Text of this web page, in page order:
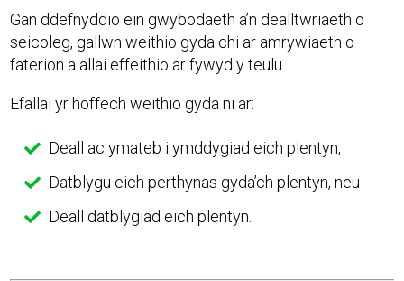
Gan ddefnyddio ein gwybodaeth a’n dealltwriaeth o
seicoleg, gallwn weithio gyda chi ar amrywiaeth o
faterion a allai effeithio ar fywyd y teulu.
Efallai yr hoffech weithio gyda ni ar:
Deall ac ymateb i ymddygiad eich plentyn,
Datblygu eich perthynas gyda’ch plentyn, neu
Deall datblygiad eich plentyn.